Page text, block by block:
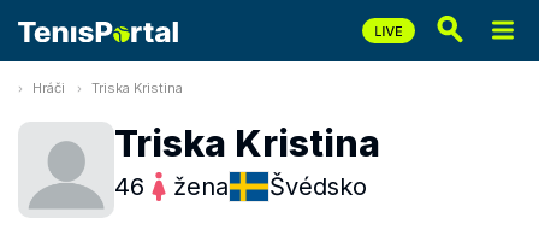
Hráči Triska Kristina
Triska Kristina
46 žena Švédsko